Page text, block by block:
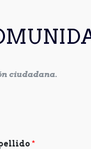
ciudadana.
*